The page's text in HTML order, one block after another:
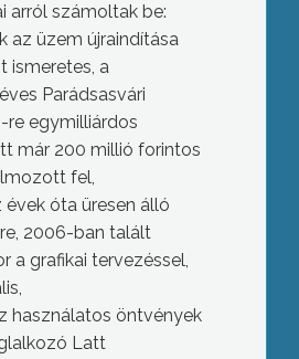
arról számoltak be:
az üzem újraindítása
ismeretes, a
Parádsasvári
re egymilliárdos
már 200 millió forintos
fel,
óta üresen álló
2006-ban talált
a grafikai tervezéssel,
használatos öntvények
Latt